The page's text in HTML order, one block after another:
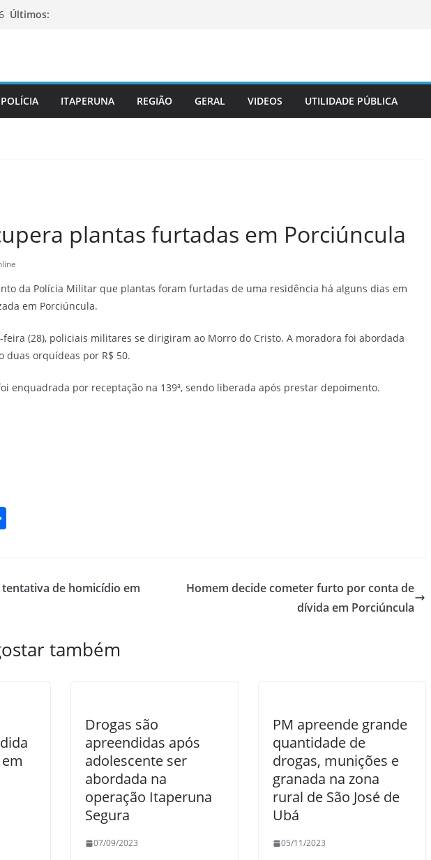
Últimos:
POLÍCIA ITAPERUNA REGIÃO GERAL VIDEOS UTILIDADE PÚBLICA
plantas furtadas em Porciúncula
da Polícia Militar que plantas foram furtadas de uma residência há alguns dias em
em Porciúncula.
(28), policiais militares se dirigiram ao Morro do Cristo. A moradora foi abordada
duas orquídeas por R$ 50.
enquadrada por receptação na 139ª, sendo liberada após prestar depoimento.
e
tentativa de homicídio em
Homem decide cometer furto por conta de
dívida em Porciúncula
também
Drogas são
apreendidas após
adolescente ser
abordada na
operação Itaperuna
Segura
07/09/2023
PM apreende grande
quantidade de
drogas, munições e
granada na zona
rural de São José de
Ubá
05/11/2023